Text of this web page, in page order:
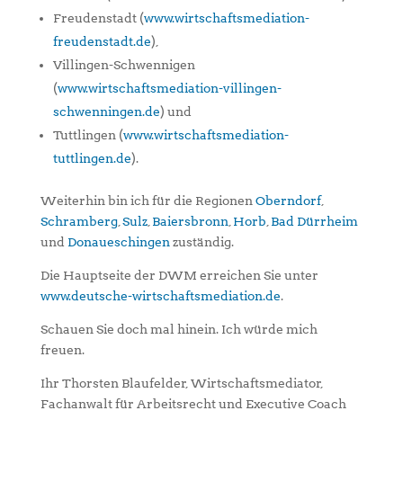
Freudenstadt (www.wirtschaftsmediation-
freudenstadt.de),
Villingen-Schwennigen
(www.wirtschaftsmediation-villingen-
schwenningen.de) und
Tuttlingen (www.wirtschaftsmediation-
tuttlingen.de).
Weiterhin bin ich für die RegionenOberndorf,
Schramberg,Sulz,Baiersbronn,Horb,Bad Dürrheim
und Donaueschingenzuständig.
Die Hauptseite der DWM erreichen Sie unter
www.deutsche-wirtschaftsmediation.de.
Schauen Sie doch mal hinein. Ich würde mich
freuen.
Ihr Thorsten Blaufelder, Wirtschaftsmediator,
Fachanwalt für Arbeitsrecht und Executive Coach